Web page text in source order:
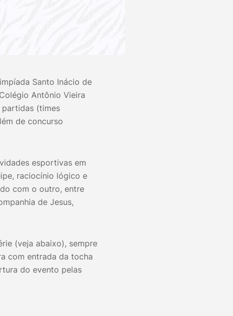
Santo Inácio de
Antônio Vieira
partidas (times
de concurso
esportivas em
raciocínio lógico e
com o outro, entre
de Jesus,
(veja abaixo), sempre
com entrada da tocha
do evento pelas